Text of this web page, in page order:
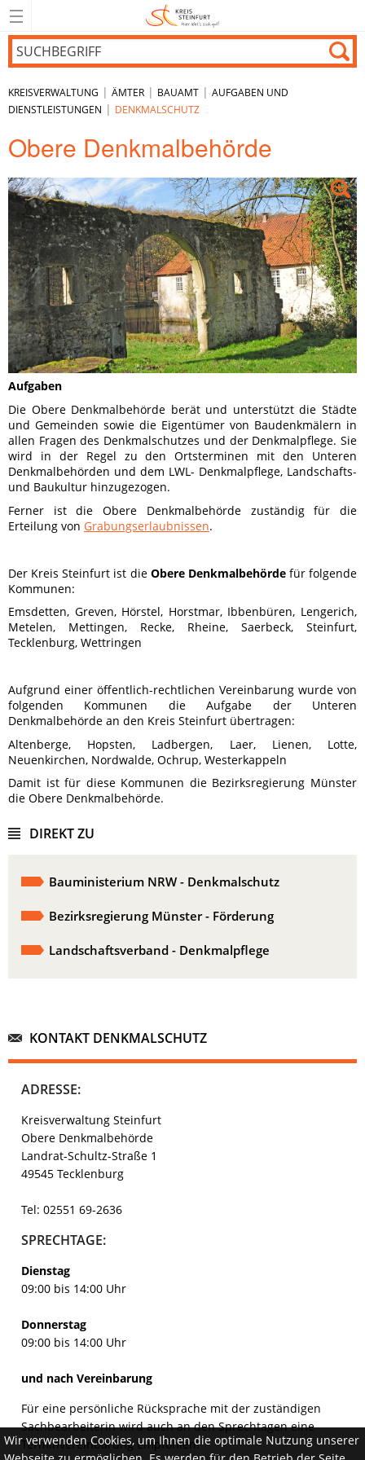
KREISVERWALTUNG | ÄMTER | BAUAMT | AUFGABEN UND
DIENSTLEISTUNGEN | DENKMALSCHUTZ
Obere Denkmalbehörde
Aufgaben
Die Obere Denkmalbehörde berät und unterstützt die Städte
und Gemeinden sowie die Eigentümer von Baudenkmälern in
allen Fragen des Denkmalschutzes und der Denkmalpflege. Sie
wird in der Regel zu den Ortsterminen mit den
Unteren
Denkmalbehörden und dem LWL- Denkmalpflege, Landschafts-
und Baukultur hinzugezogen.
Ferner ist die Obere Denkmalbehörde zuständig für die
Erteilung von Grabungserlaubnissen.
Der Kreis Steinfurt ist die Obere Denkmalbehördefür folgende
Kommunen:
Emsdetten, Greven, Hörstel, Horstmar, Ibbenbüren, Lengerich,
Metelen, Mettingen, Recke, Rheine, Saerbeck, Steinfurt,
Tecklenburg, Wettringen
Aufgrund einer öffentlich-rechtlichen Vereinbarung wurde von
folgenden Kommunen die Aufgabe der Unteren
Denkmalbehörde an den Kreis Steinfurt übertragen:
Altenberge, Hopsten, Ladbergen, Laer, Lienen, Lotte,
Neuenkirchen, Nordwalde, Ochrup, Westerkappeln
Damit ist für diese Kommunen die Bezirksregierung Münster
die Obere Denkmalbehörde.
DIREKT ZU
Bauministerium NRW - Denkmalschutz
Bezirksregierung Münster - Förderung
Landschaftsverband - Denkmalpflege
KONTAKT DENKMALSCHUTZ
ADRESSE:
Kreisverwaltung Steinfurt
Obere Denkmalbehörde
Landrat-Schultz-Straße 1
49545 Tecklenburg
Tel: 02551 69-2636
SPRECHTAGE:
Dienstag
09:00 bis 14:00 Uhr
Donnerstag
09:00 bis 14:00 Uhr
und nach Vereinbarung
Für eine persönliche Rücksprache mit der zuständigen
Sachbearbeiterin wird auch an den Sprechtagen eine
Terminvereinbarung empfohlen!
Wir verwenden Cookies, um Ihnen die optimale Nutzung unserer